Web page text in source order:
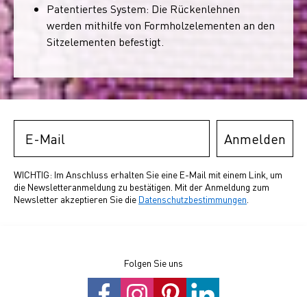
Patentiertes System: Die Rückenlehnen
werden mithilfe von Formholzelementen an den
Sitzelementen befestigt.
Anmelden
WICHTIG: Im Anschluss erhalten Sie eine E-Mail mit einem Link, um
die Newsletteranmeldung zu bestätigen. Mit der Anmeldung zum
Newsletter akzeptieren Sie die Datenschutzbestimmungen
Folgen Sie uns